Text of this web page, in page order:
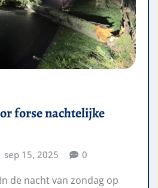
forse nachtelijke
sep 15, 2025 0
de nacht van zondag op